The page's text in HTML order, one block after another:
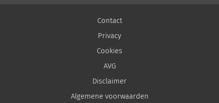
Contact
Privacy
Cookies
AVG
Disclaimer
Algemene voorwaarden